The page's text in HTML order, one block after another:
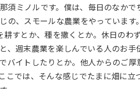
須ミノルです。僕は、毎日のなかで
の、スモールな農業をやっています
すとか、種を撒くとか。休日のわ
、週末農業を楽しんでいる人のお手
バイトしたりとか。他人からのご厚
こでは、そんな感じでたまに畑に立